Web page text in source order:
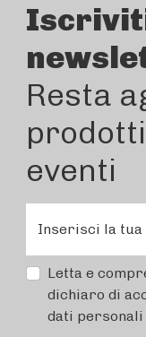
Resta
eventi
Inserisci la tua
Letta e
dichiaro di
dati